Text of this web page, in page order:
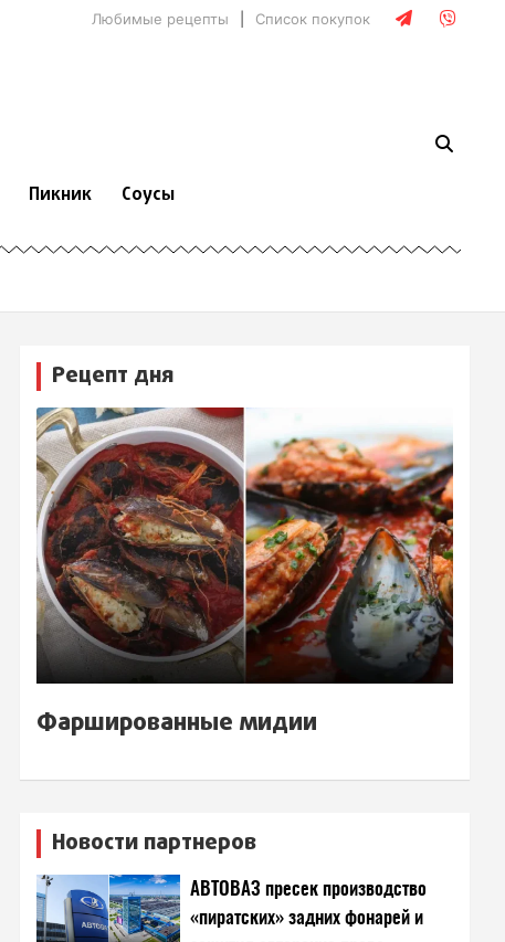
Любимые рецепты Список покупок
Пикник Соусы
Рецепт дня
Фаршированные мидии
Новости партнеров
АВТОВАЗ пресек производство
«пиратских» задних фонарей и